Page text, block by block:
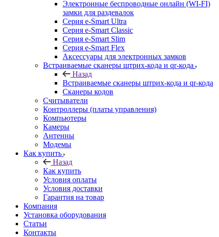
Электронные беспроводные онлайн (WI-FI)
замки для раздевалок
Серия e-Smart Ultra
Серия e-Smart Classic
Серия e-Smart Slim
Серия e-Smart Flex
Аксессуары для электронных замков
Встраиваемые сканеры штрих-кода и qr-кода
Назад
Встраиваемые сканеры штрих-кода и qr-кода
Сканеры кодов
Считыватели
Контроллеры (платы управления)
Компьютеры
Камеры
Антенны
Модемы
Как купить
Назад
Как купить
Условия оплаты
Условия доставки
Гарантия на товар
Компания
Установка оборудования
Статьи
Контакты